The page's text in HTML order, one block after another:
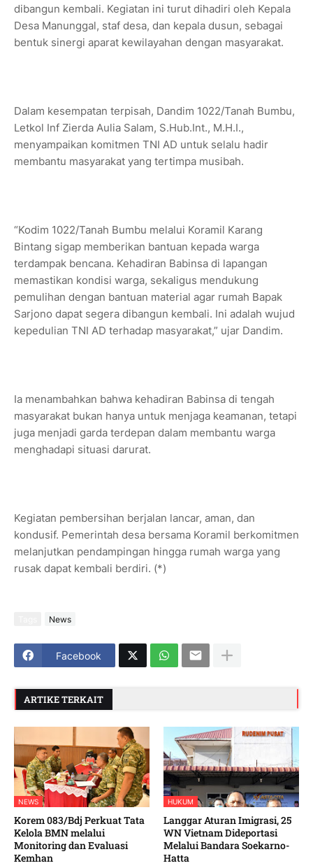
dibangun kembali. Kegiatan ini turut dihadiri oleh Kepala
Desa Manunggal, staf desa, dan kepala dusun, sebagai
bentuk sinergi aparat kewilayahan dengan masyarakat.
Dalam kesempatan terpisah, Dandim 1022/Tanah Bumbu,
Letkol Inf Zierda Aulia Salam, S.Hub.Int., M.H.I.,
menyampaikan komitmen TNI AD untuk selalu hadir
membantu masyarakat yang tertimpa musibah.
“Kodim 1022/Tanah Bumbu melalui Koramil Karang
Bintang sigap memberikan bantuan kepada warga
terdampak bencana. Kehadiran Babinsa di lapangan
memastikan kondisi warga, sekaligus mendukung
pemulihan dengan bantuan material agar rumah Bapak
Sarjono dapat segera dibangun kembali. Ini adalah wujud
kepedulian TNI AD terhadap masyarakat,” ujar Dandim.
Ia menambahkan bahwa kehadiran Babinsa di tengah
masyarakat bukan hanya untuk menjaga keamanan, tetapi
juga menjadi garda terdepan dalam membantu warga
menghadapi situasi darurat.
Kegiatan pembersihan berjalan lancar, aman, dan
kondusif. Pemerintah desa bersama Koramil berkomitmen
melanjutkan pendampingan hingga rumah warga yang
rusak dapat kembali berdiri. (*)
News
Facebook
ARTIKE TERKAIT
NEWS
Korem 083/Bdj Perkuat Tata
Kelola BMN melalui
Monitoring dan Evaluasi
Kemhan
HUKUM
Langgar Aturan Imigrasi, 25
WN Vietnam Dideportasi
Melalui Bandara Soekarno-
Hatta